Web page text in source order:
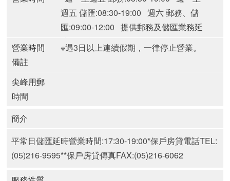
週五 儲匯:08:30-19:00 週六 郵務、儲
匯:09:00-12:00 提供郵務及儲匯業務延
時服務郵局(週一至週五)
營業時間
備註
※遇3日以上連續假期，一律停止營業。
尖峰用郵
時間
簡介
平常日儲匯延時營業時間:17:30-19:00*保戶房貸電話TEL:
(05)216-9595**保戶房貸傳真FAX:(05)216-6062